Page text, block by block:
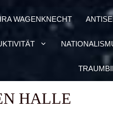
WAGEN­KNECHT
HAL­LE